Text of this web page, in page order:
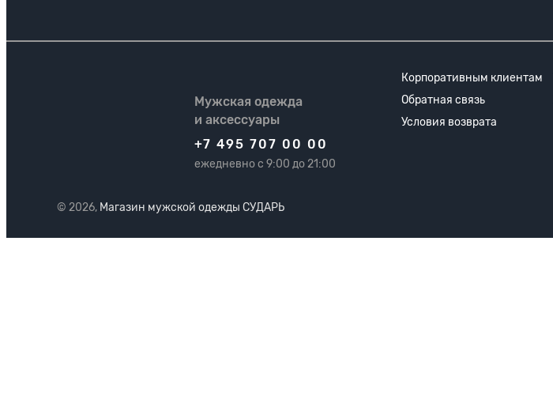
Мужская одежда
и аксессуары
+7 495 707 00 00
ежедневно с 9:00 до 21:00
Корпоративным клиентам
Обратная связь
Условия возврата
© 2026, Магазин мужской одежды СУДАРЬ